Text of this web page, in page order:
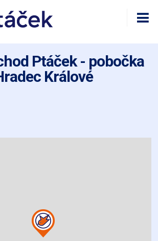
Ptáček - pobočka
Králové